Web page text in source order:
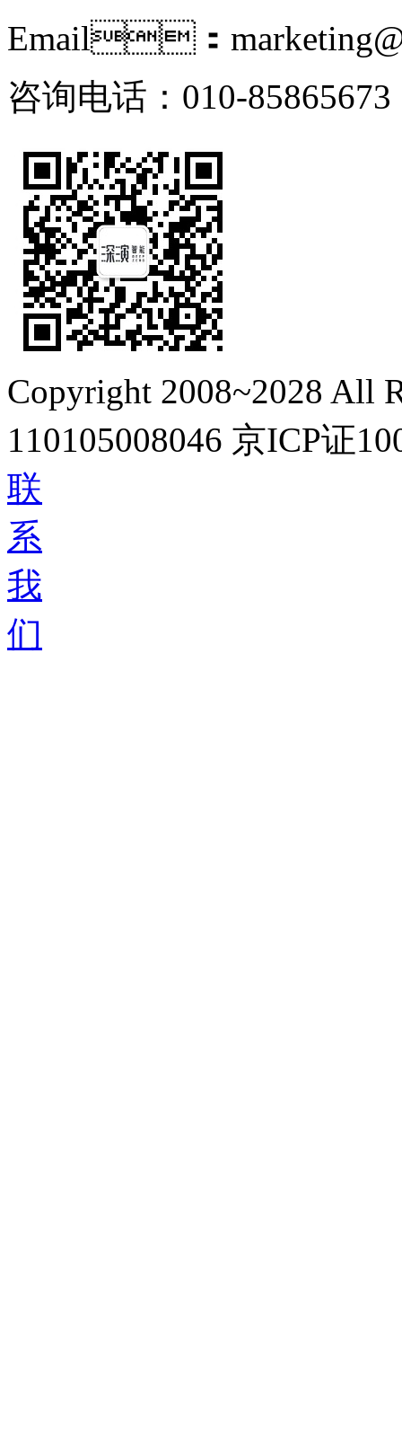
Email：
咨询电话：010-85865673
Copyright 2008~2028 All
110105008046 京ICP证
联
系
我
们